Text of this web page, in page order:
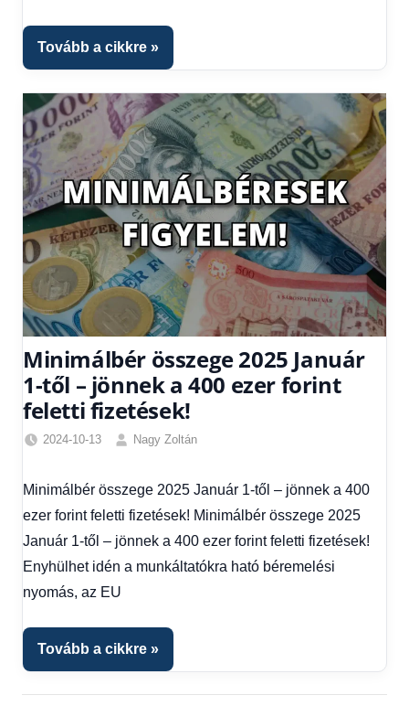
Tovább a cikkre
Minimálbér összege 2025 Január
1-től – jönnek a 400 ezer forint
feletti fizetések!
2024-10-13
Nagy Zoltán
hírek,
Gazdaság,
Hírek,
Hírek
Minimálbér összege 2025 Január 1-től – jönnek a 400
ezer forint feletti fizetések! Minimálbér összege 2025
Január 1-től – jönnek a 400 ezer forint feletti fizetések!
Enyhülhet idén a munkáltatókra ható béremelési
nyomás, az EU
Tovább a cikkre